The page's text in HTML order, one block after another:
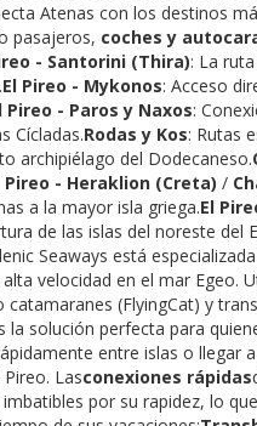
Atenas con los destinos
pasajeros, coches y
- Santorini (Thira): La
El Pireo - Mykonos: Acceso
Pireo - Paros y Naxos:
Cícladas.Rodas y Kos: Rutas
archipiélago del Dodecaneso.
Pireo - Heraklion (Creta) /
a la mayor isla griega.El
de las islas del noreste del
Seaways está
velocidad en el mar Egeo.
catamaranes (FlyingCat) y
la solución perfecta para
entre islas o llegar
Lasconexiones rápidas
por su rapidez, lo